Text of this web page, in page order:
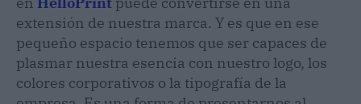
extensión de nuestra marca. Y es que en ese
pequeño espacio tenemos que ser capaces de
plasmar nuestra esencia con nuestro logo, los
colores corporativos o la tipografía de la